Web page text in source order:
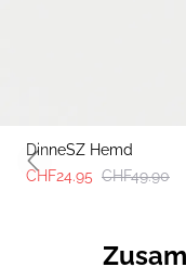
DinneSZ Hemd
CHF24.95 CHF49.90
Previous slide